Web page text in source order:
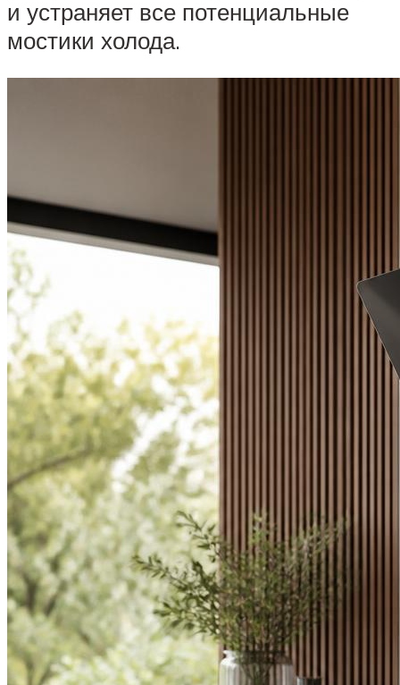
и устраняет все потенциальные
мостики холода.